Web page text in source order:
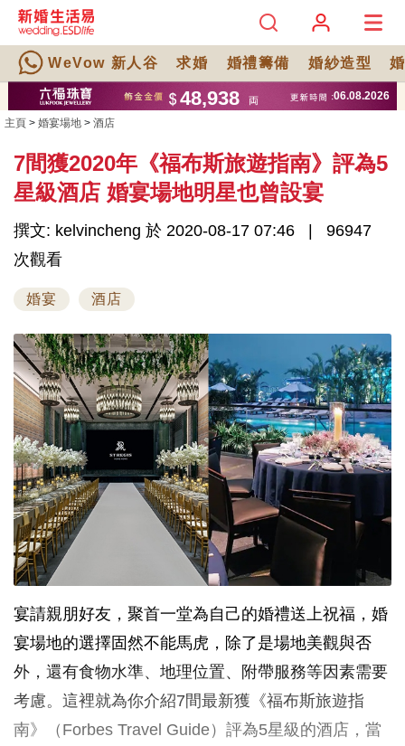
WeVow 新人谷 求婚 婚禮籌備 婚紗造型
主頁 > 婚宴場地 > 酒店
7間獲2020年《福布斯旅遊指南》評為5
星級酒店 婚宴場地明星也曾設宴
撰文: kelvincheng 於 2020-08-17 07:46
96947
次觀看
婚宴 酒店
宴請親朋好友，聚首一堂為自己的婚禮送上祝福，婚
宴場地的選擇固然不能馬虎，除了是場地美觀與否
外，還有食物水準、地理位置、附帶服務等因素需要
考慮。這裡就為你介紹7間最新獲《福布斯旅遊指
南》（Forbes Travel Guide）評為5星級的酒店，當